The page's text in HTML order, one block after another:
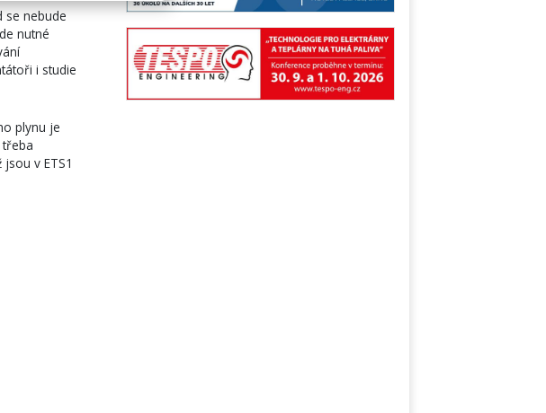
se nebude
nutné
i studie
plynu je
v ETS1